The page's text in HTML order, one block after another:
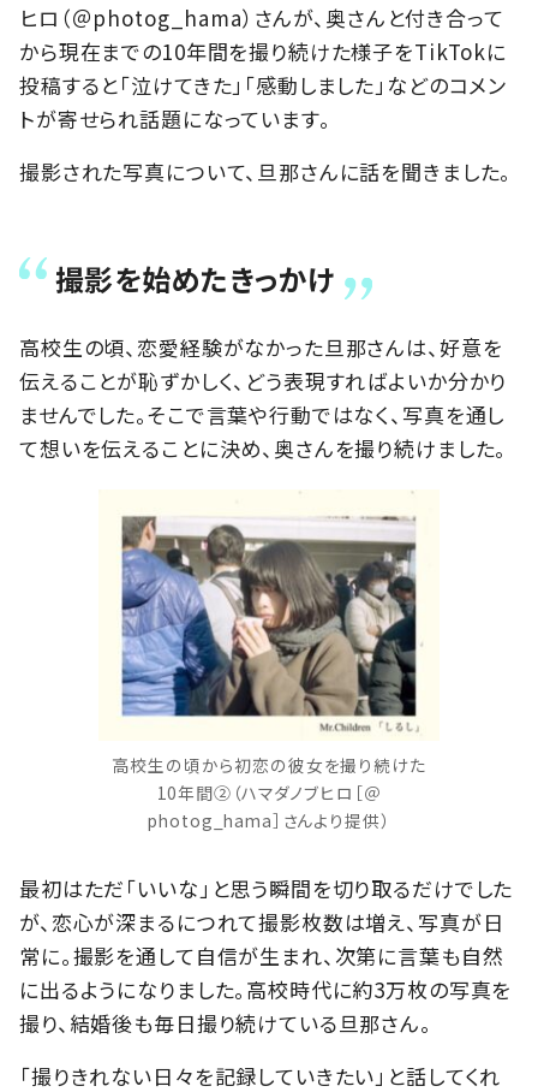
ヒロ（＠photog_hama）さんが、奥さんと付き合って
から現在までの10年間を撮り続けた様子をTikTokに
投稿すると「泣けてきた」「感動しました」などのコメン
トが寄せられ話題になっています。
撮影された写真について、旦那さんに話を聞きました。
撮影を始めたきっかけ
高校生の頃、恋愛経験がなかった旦那さんは、好意を
伝えることが恥ずかしく、どう表現すればよいか分かり
ませんでした。そこで言葉や行動ではなく、写真を通し
て想いを伝えることに決め、奥さんを撮り続けました。
高校生の頃から初恋の彼女を撮り続けた
10年間②（ハマダノブヒロ［＠
photog_hama］さんより提供）
最初はただ「いいな」と思う瞬間を切り取るだけでした
が、恋心が深まるにつれて撮影枚数は増え、写真が日
常に。撮影を通して自信が生まれ、次第に言葉も自然
に出るようになりました。高校時代に約3万枚の写真を
撮り、結婚後も毎日撮り続けている旦那さん。
「撮りきれない日々を記録していきたい」と話してくれ